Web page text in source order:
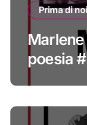
Prima di noi
poesia